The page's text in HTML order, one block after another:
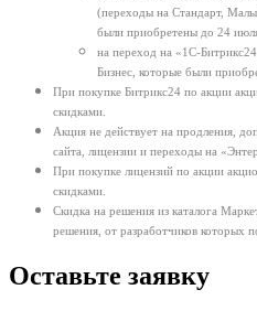
(переходы на Стандарт,
были приобретены до 24
на переход на «1С-
Бизнес, которые были
При покупке Битрикс24 по акции
скидками.
Акция не действует на продления,
сайта, лицензии и переходы на
При покупке лицензий по акции
скидками.
Скидка на решения из каталога
решения, от разработчиков которых
Оставьте заявку